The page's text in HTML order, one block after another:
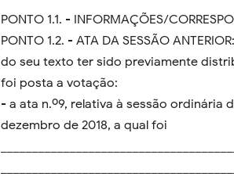
PONTO 1.1. - INFORMAÇÕES/
PONTO 1.2. - ATA DA SESSÃO
do seu texto ter sido previamente
foi posta a votação:
- a ata n.º9, relativa à sessão ordinária
dezembro de 2018, a qual foi